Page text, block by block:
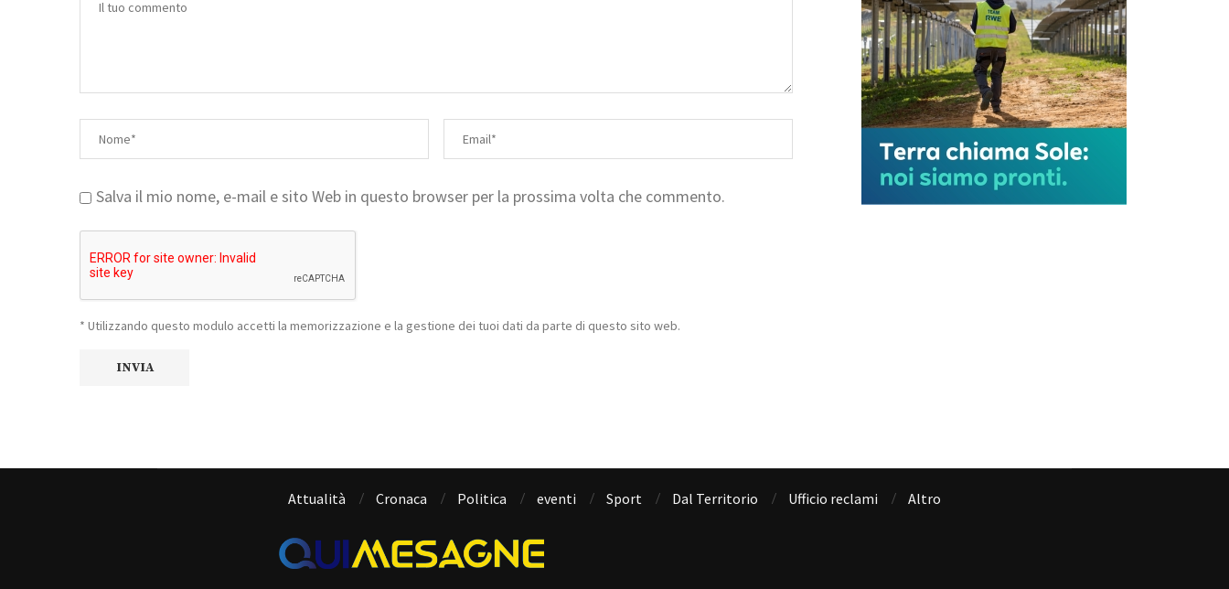
Salva il mio nome, e-mail e sito Web in questo browser per la prossima volta che commento.
* Utilizzando questo modulo accetti la memorizzazione e la gestione dei tuoi dati da parte di questo sito web.
Attualità Cronaca Politica eventi Sport Dal Territorio Ufficio reclami Altro